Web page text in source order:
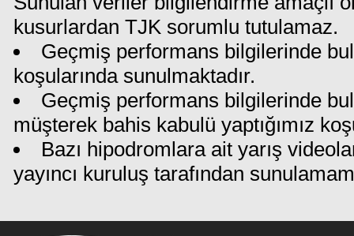
kusurlardan TJK sorumlu tutulamaz.
Geçmiş performans bilgilerinde
koşularında sunulmaktadır.
Geçmiş performans bilgilerinde
müşterek bahis kabulü yaptığımız
Bazı hipodromlara ait yarış
yayıncı kuruluş tarafından